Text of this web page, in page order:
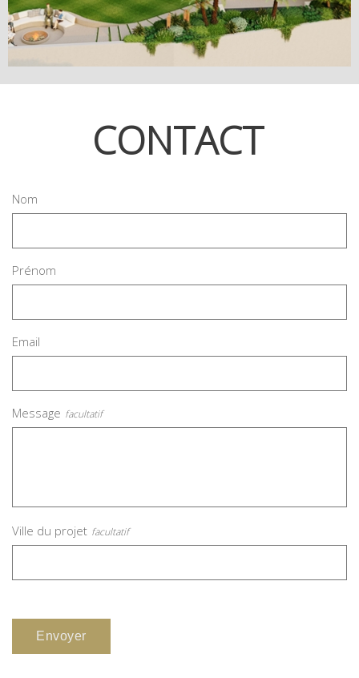
CONTACT
Nom
Prénom
Email
Message
Ville du projet